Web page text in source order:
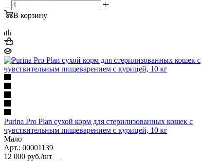
В корзину
Purina Pro Plan сухой корм для стерилизованных кошек с
чувствительным пищеварением с курицей, 10 кг
Мало
Арт.: 00001139
12 000 руб./шт